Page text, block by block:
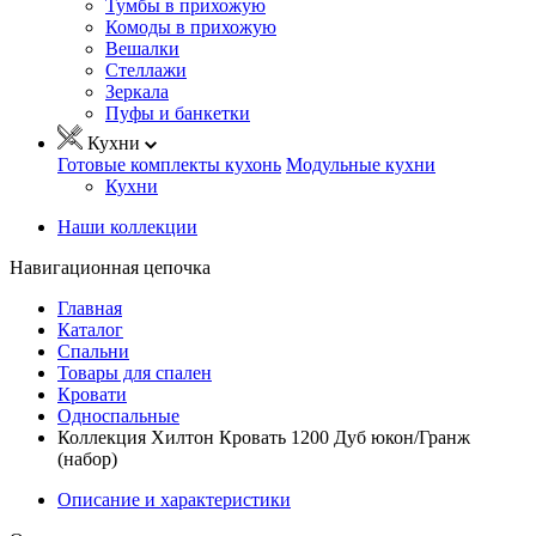
Тумбы в прихожую
Комоды в прихожую
Вешалки
Стеллажи
Зеркала
Пуфы и банкетки
Кухни
Готовые комплекты кухонь Модульные кухни
Кухни
Наши коллекции
Навигационная цепочка
Главная
Каталог
Спальни
Товары для спален
Кровати
Односпальные
Коллекция Хилтон Кровать 1200 Дуб юкон/Гранж
(набор)
Описание и характеристики